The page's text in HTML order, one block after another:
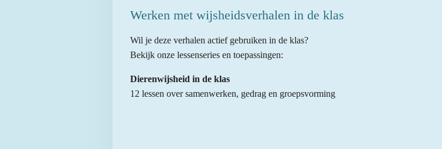
Werken met wijsheidsverhalen in de klas
Wil je deze verhalen actief gebruiken in de klas?
Bekijk onze lessenseries en toepassingen:
Dierenwijsheid in de klas
12 lessen over samenwerken, gedrag en groepsvorming